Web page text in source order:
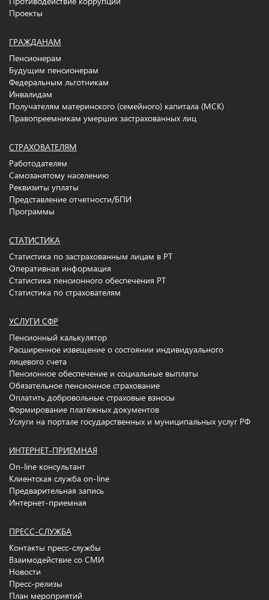
Проекты
ГРАЖДАНАМ
Пенсионерам
Будущим пенсионерам
Федеральным льготникам
Инвалидам
Получателям материнского (семейного) капитала (МСК)
Правопреемникам умерших застрахованных лиц
СТРАХОВАТЕЛЯМ
Работодателям
Самозанятому населению
Реквизиты уплаты
Представление отчетности/БПИ
Программы
СТАТИСТИКА
Статистика по застрахованным лицам в РТ
Оперативная информация
Статистика пенсионного обеспечения РТ
Статистика по страхователям
УСЛУГИ СФР
Пенсионный калькулятор
Расширенное извещение о состоянии индивидуального
лицевого счета
Пенсионное обеспечение и социальные выплаты
Обязательное пенсионное страхование
Оплатить добровольные страховые взносы
Формирование платёжных документов
Услуги на портале государственных и муниципальных услуг РФ
ИНТЕРНЕТ-ПРИЕМНАЯ
On-line консультант
Клиентская служба on-line
Предварительная запись
Интернет-приемная
ПРЕСС-СЛУЖБА
Контакты пресс-службы
Взаимодействие со СМИ
Новости
Пресс-релизы
План мероприятий